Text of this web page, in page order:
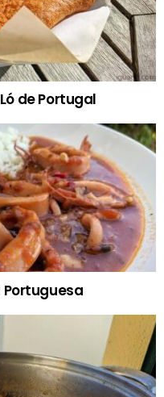
de Portugal
Portuguesa